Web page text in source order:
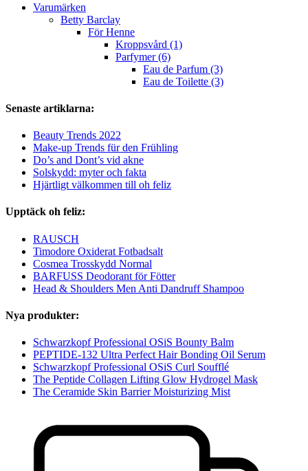
Varumärken
Betty Barclay
För Henne
Kroppsvård (1)
Parfymer (6)
Eau de Parfum (3)
Eau de Toilette (3)
Senaste artiklarna:
Beauty Trends 2022
Make-up Trends für den Frühling
Do’s and Dont’s vid akne
Solskydd: myter och fakta
Hjärtligt välkommen till oh feliz
Upptäck oh feliz:
RAUSCH
Timodore Oxiderat Fotbadsalt
Cosmea Trosskydd Normal
BARFUSS Deodorant för Fötter
Head & Shoulders Men Anti Dandruff Shampoo
Nya produkter:
Schwarzkopf Professional OSiS Bounty Balm
PEPTIDE-132 Ultra Perfect Hair Bonding Oil Serum
Schwarzkopf Professional OSiS Curl Soufflé
The Peptide Collagen Lifting Glow Hydrogel Mask
The Ceramide Skin Barrier Moisturizing Mist